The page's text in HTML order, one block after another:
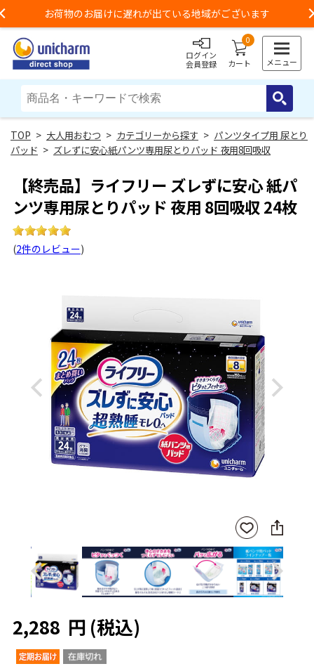
お荷物のお届けに遅れが出ている地域がございます
ログイン
会員登録
0
カート メニュー
> 大人用おむつ > カテゴリーから探す > パンツタイプ用 尿とり
パッド > ズレずに安心紙パンツ専用尿とりパッド 夜用8回吸収
【終売品】ライフリー ズレずに安心 紙パ
ンツ専用尿とりパッド 夜用 8回吸収 24枚
(2件のレビュー)
Previous Next
お気
に入
りに
登録
SNS
に
シ
ェ
ア
Previous Next
2,288 円 (税込)